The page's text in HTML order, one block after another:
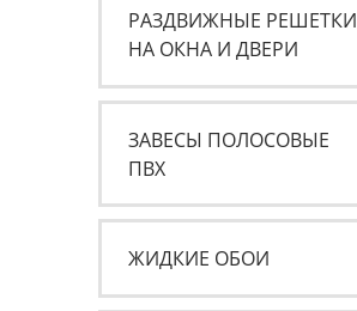
РАЗДВИЖНЫЕ РЕШЕТКИ
НА ОКНА И ДВЕРИ
ЗАВЕСЫ ПОЛОСОВЫЕ
ПВХ
ЖИДКИЕ ОБОИ